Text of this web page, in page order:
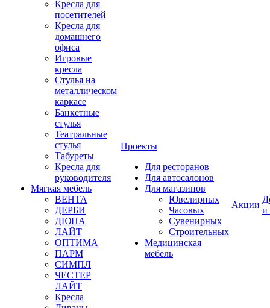
Кресла для
посетителей
Кресла для
домашнего
офиса
Игровые
кресла
Стулья на
металлическом
каркасе
Банкетные
стулья
Театральные
стулья
Табуреты
Кресла для
руководителя
Мягкая мебель
ВЕНТА
ДЕРБИ
ДЮНА
ЛАЙТ
ОПТИМА
ПАРМ
СИМПЛ
ЧЕСТЕР
ЛАЙТ
Кресла
Проекты
Для ресторанов
Для автосалонов
Для магазинов
Ювелирных
Часовых
Сувенирных
Строительных
Медицинская
мебель
Акции
и